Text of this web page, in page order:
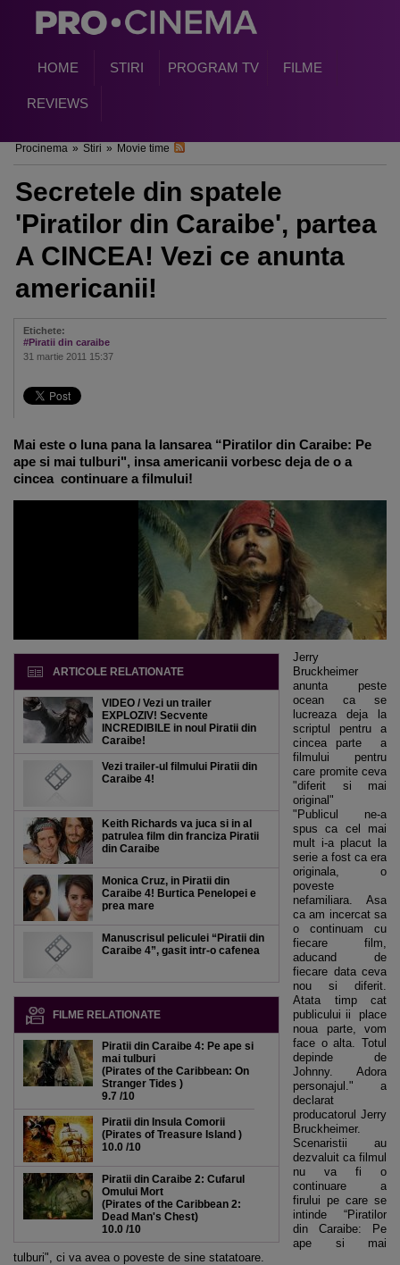
HOME STIRI PROGRAM TV FILME
REVIEWS
Procinema » Stiri » Movie time
Secretele din spatele
'Piratilor din Caraibe', partea
A CINCEA! Vezi ce anunta
americanii!
Etichete:
#Piratii din caraibe
31 martie 2011 15:37
Mai este o luna pana la lansarea “Piratilor din Caraibe: Pe
ape si mai tulburi", insa americanii vorbesc deja de o a
cincea continuare a filmului!
ARTICOLE RELATIONATE
VIDEO / Vezi un trailer
EXPLOZIV! Secvente
INCREDIBILE in noul Piratii din
Caraibe!
Vezi trailer-ul filmului Piratii din
Caraibe 4!
Keith Richards va juca si in al
patrulea film din franciza Piratii
din Caraibe
Monica Cruz, in Piratii din
Caraibe 4! Burtica Penelopei e
prea mare
Manuscrisul peliculei “Piratii din
Caraibe 4”, gasit intr-o cafenea
FILME RELATIONATE
Piratii din Caraibe 4: Pe ape si
mai tulburi
(Pirates of the Caribbean: On
Stranger Tides )
9.7 /10
Piratii din Insula Comorii
(Pirates of Treasure Island )
10.0 /10
Piratii din Caraibe 2: Cufarul
Omului Mort
(Pirates of the Caribbean 2:
Dead Man's Chest)
10.0 /10
Jerry
Bruckheimer
anunta peste
ocean ca se
lucreaza deja la
scriptul pentru a
cincea parte a
filmului pentru
care promite ceva
"diferit si mai
original"
"Publicul ne-a
spus ca cel mai
mult i-a placut la
serie a fost ca era
originala, o
poveste
nefamiliara. Asa
ca am incercat sa
o continuam cu
fiecare film,
aducand de
fiecare data ceva
nou si diferit.
Atata timp cat
publicului ii place
noua parte, vom
face o alta. Totul
depinde de
Johnny. Adora
personajul." a
declarat
producatorul Jerry
Bruckheimer.
Scenaristii au
dezvaluit ca filmul
nu va fi o
continuare a
firului pe care se
intinde “Piratilor
din Caraibe: Pe
ape si mai
tulburi", ci va avea o poveste de sine statatoare.